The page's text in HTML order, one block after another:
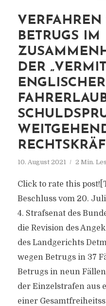
VERFAHREN
BETRUGS IM
DER
ENGLISCHER
10. August 2021 2 Min.
Click to rate this
Beschluss vom 20.
4. Strafsenat des
die Revision des
des Landgerichts
wegen Betrugs in 37
Betrugs in neun
der Einzelstrafen aus
einer